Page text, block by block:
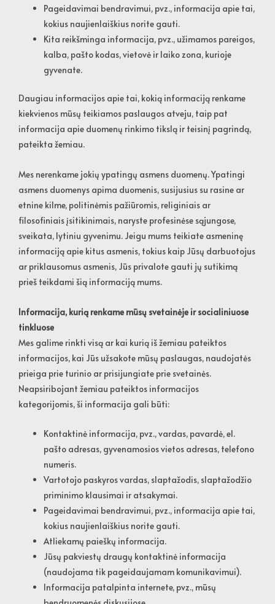
Pageidavimai bendravimui, pvz., informacija apie tai,
kokius naujienlaiškius norite gauti.
Kita reikšminga informacija, pvz., užimamos pareigos,
kalba, pašto kodas, vietovė ir laiko zona, kurioje
gyvenate.
Daugiau informacijos apie tai, kokią informaciją renkame
kiekvienos mūsų teikiamos paslaugos atveju, taip pat
informacija apie duomenų rinkimo tikslą ir teisinį pagrindą,
pateikta žemiau.
Mes nerenkame jokių ypatingų asmens duomenų. Ypatingi
asmens duomenys apima duomenis, susijusius su rasine ar
etnine kilme, politinėmis pažiūromis, religiniais ar
filosofiniais įsitikinimais, naryste profesinėse sąjungose,
sveikata, lytiniu gyvenimu. Jeigu mums teikiate asmeninę
informaciją apie kitus asmenis, tokius kaip Jūsų darbuotojus
ar priklausomus asmenis, Jūs privalote gauti jų sutikimą
prieš teikdami šią informaciją mums.
Informacija, kurią renkame mūsų svetainėje ir socialiniuose
tinkluose
Mes galime rinkti visą ar kai kurią iš žemiau pateiktos
informacijos, kai Jūs užsakote mūsų paslaugas, naudojatės
prieiga prie turinio ar prisijungiate prie svetainės.
Neapsiribojant žemiau pateiktos informacijos
kategorijomis, ši informacija gali būti:
Kontaktinė informacija, pvz., vardas, pavardė, el.
pašto adresas, gyvenamosios vietos adresas, telefono
numeris.
Vartotojo paskyros vardas, slaptažodis, slaptažodžio
priminimo klausimai ir atsakymai.
Pageidavimai bendravimui, pvz., informacija apie tai,
kokius naujienlaiškius norite gauti.
Atliekamų paieškų informacija.
Jūsų pakviestų draugų kontaktinė informacija
(naudojama tik pageidaujamam komunikavimui).
Informacija patalpinta internete, pvz., mūsų